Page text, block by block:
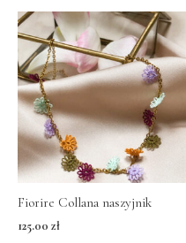
Fiorire Collana naszyjnik
125.00 zł